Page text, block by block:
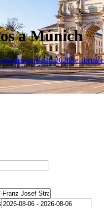
a Múnich
el martes 6 oct. 2026Se abrirá